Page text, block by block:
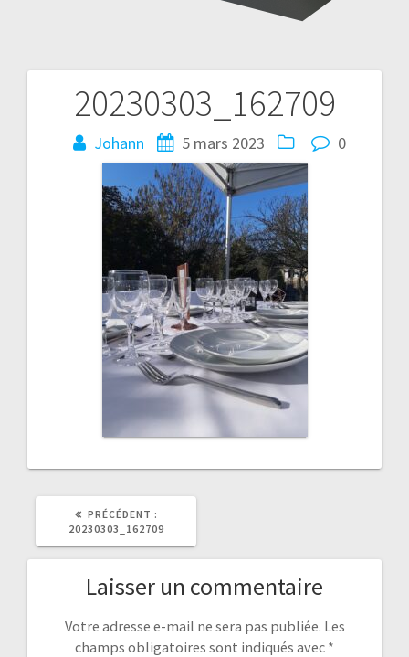
20230303_162709
Johann 5 mars 2023 0
Navigation
l’article
PRÉCÉDENT :
PRÉCÉDENT
20230303_162709
Laisser un commentaire
Votre adresse e-mail ne sera pas publiée. Les
champs obligatoires sont indiqués avec *